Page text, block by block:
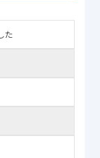
た